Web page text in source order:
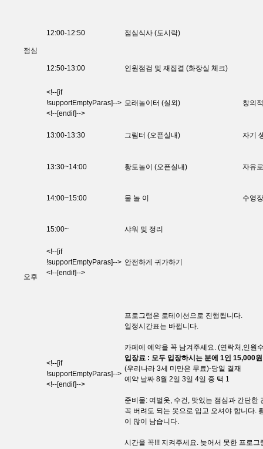
점심
12:00-12:50 점심식사 (도시락)
12:50-13:00 인원점검 및 재집결 (화장실 체크)
오후
<!--[if
!supportEmptyParas]-->
<!--[endif]-->
모래놀이터 (실외) 창의
13:00-13:30 그림터 (오픈실내) 자기
13:30~14:00 황토놀이 (오픈실내) 자유
14:00~15:00 물 놀 이 수영
15:00~ 샤워 및 정리
<!--[if
!supportEmptyParas]-->
<!--[endif]-->
안전하게 귀가하기
<!--[if
!supportEmptyParas]-->
<!--[endif]-->
프로그램은 로테이션으로 진행됩니다.
일정시간표는 바뀝니다.
카페에 예약을 꼭 남겨주세요. (연락처,인원
입장료 : 모두 입장하시는 분에 1인 15,000
(우리나라 3세 미만은 무료)-당일 결재
예약 날짜 8월 2일 3일 4일 중 택 1
준비물: 여벌옷, 수건, 맛있는 점심과 간단한
꼭 버려도 되는 옷으로 입고 오셔야 합니다.
이 많이 남습니다.
시간을 꼭!!! 지켜주세요. 늦어서 못한 프로